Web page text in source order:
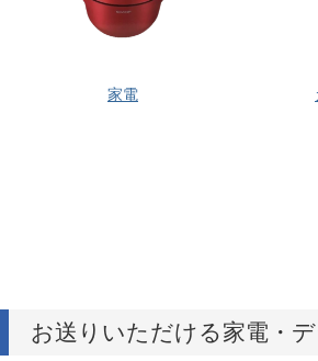
家電
お送りいただける家電・